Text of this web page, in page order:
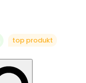
top produkt